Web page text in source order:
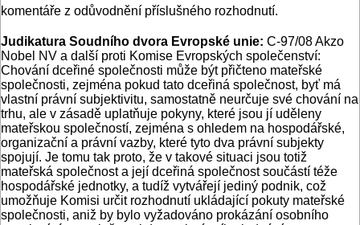
komentáře z odůvodnění příslušného rozhodnutí.
Judikatura Soudního dvora Evropské unie: C-97/08 Akzo
Nobel NV a další proti Komise Evropských společenství:
Chování dceřiné společnosti může být přičteno mateřské
společnosti, zejména pokud tato dceřiná společnost, byť má
vlastní právní subjektivitu, samostatně neurčuje své chování na
trhu, ale v zásadě uplatňuje pokyny, které jsou jí uděleny
mateřskou společností, zejména s ohledem na hospodářské,
organizační a právní vazby, které tyto dva právní subjekty
spojují. Je tomu tak proto, že v takové situaci jsou totiž
mateřská společnost a její dceřiná společnost součástí téže
hospodářské jednotky, a tudíž vytvářejí jediný podnik, což
umožňuje Komisi určit rozhodnutí ukládající pokuty mateřské
společnosti, aniž by bylo vyžadováno prokázání osobního